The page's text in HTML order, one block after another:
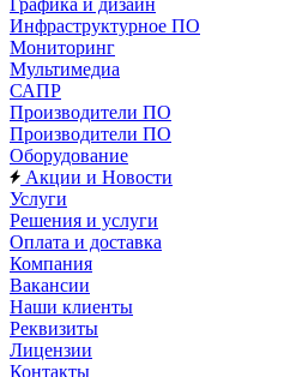
Графика и дизайн
Инфраструктурное ПО
Мониторинг
Мультимедиа
САПР
Производители ПО
Производители ПО
Оборудование
Акции и Новости
Услуги
Решения и услуги
Оплата и доставка
Компания
Вакансии
Наши клиенты
Реквизиты
Лицензии
Контакты